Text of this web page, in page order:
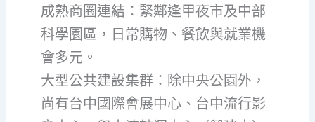
成熟商圈連結：緊鄰逢甲夜市及中部
科學園區，日常購物、餐飲與就業機
會多元。
大型公共建設集群：除中央公園外，
尚有台中國際會展中心、台中流行影